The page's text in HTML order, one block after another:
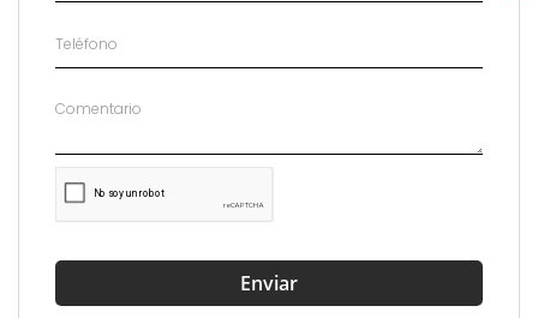
Enviar